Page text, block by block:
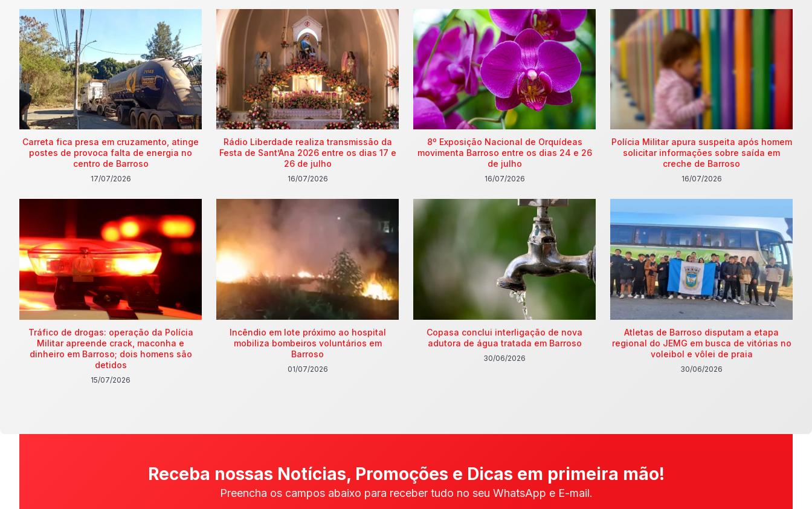
Carreta fica presa em cruzamento, atinge
postes de provoca falta de energia no
centro de Barroso
17/07/2026
Rádio Liberdade realiza transmissão da
Festa de Sant’Ana 2026 entre os dias 17 e
26 de julho
16/07/2026
8º Exposição Nacional de Orquídeas
movimenta Barroso entre os dias 24 e 26
de julho
16/07/2026
Polícia Militar apura suspeita após homem
solicitar informações sobre saída em
creche de Barroso
16/07/2026
Tráfico de drogas: operação da Polícia
Militar apreende crack, maconha e
dinheiro em Barroso; dois homens são
detidos
15/07/2026
Incêndio em lote próximo ao hospital
mobiliza bombeiros voluntários em
Barroso
01/07/2026
Copasa conclui interligação de nova
adutora de água tratada em Barroso
30/06/2026
Atletas de Barroso disputam a etapa
regional do JEMG em busca de vitórias no
voleibol e vôlei de praia
30/06/2026
Receba nossas Notícias, Promoções e Dicas em primeira mão!
Preencha os campos abaixo para receber tudo no seu WhatsApp e E-mail.